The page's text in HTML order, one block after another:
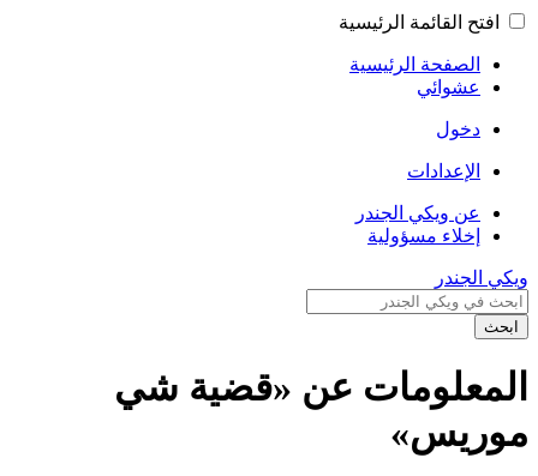
افتح القائمة الرئيسية
الصفحة الرئيسية
عشوائي
دخول
الإعدادات
عن ويكي الجندر
إخلاء مسؤولية
ويكي الجندر
ابحث
المعلومات عن «قضية شي
موريس»